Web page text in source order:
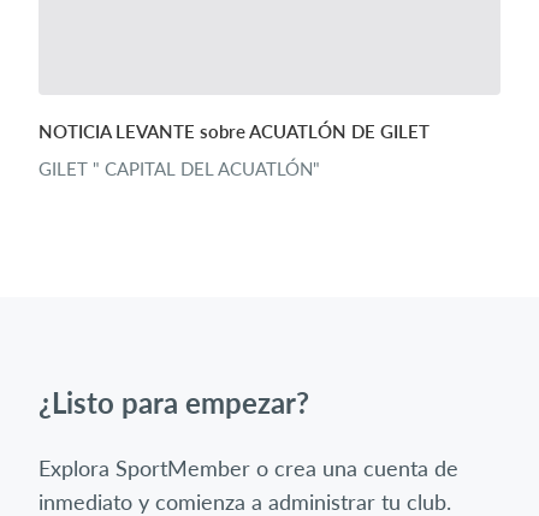
NOTICIA LEVANTE sobre ACUATLÓN DE GILET
GILET " CAPITAL DEL ACUATLÓN"
¿Listo para empezar?
Explora SportMember o crea una cuenta de
inmediato y comienza a administrar tu club.